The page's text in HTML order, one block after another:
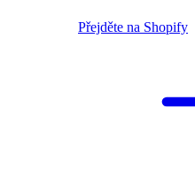
Přejděte na Shopify